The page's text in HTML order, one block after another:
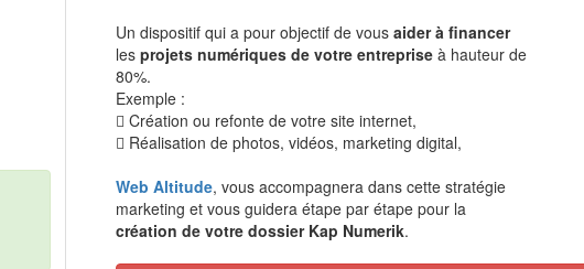
Un dispositif qui a pour objectif de vous aider à financer
les projets numériques de votre entrepriseà hauteur de
80%.
Exemple :
Création ou refonte de votre site internet,
Réalisation de photos, vidéos, marketing digital,
Web Altitude, vous accompagnera dans cette stratégie
marketing et vous guidera étape par étape pour la
création de votre dossier Kap Numerik.